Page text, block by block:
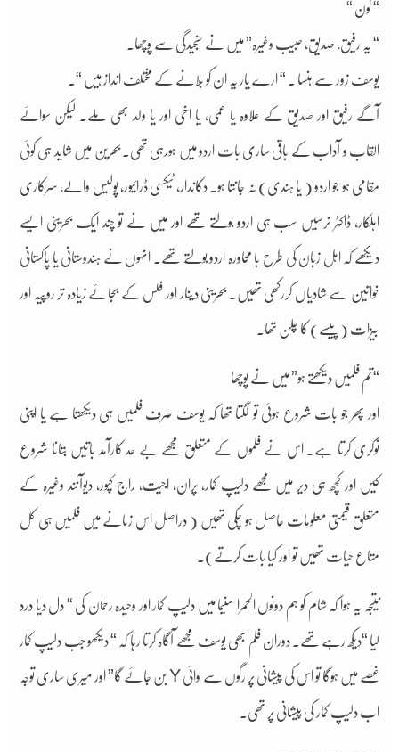
“ کون “
“ یہ رفیق، صدیق، حبیب وغیرہ” میں نے سنجیدگی سے پوچھا۔
یوسف زور سے ہنسا ۔ “ ارے یار یہ ان کو بلانے کے مختلف انداز ہیں “۔
آگے رفیق اور صدیق کے علاوہ یا عمی، یا اخی اور یا ولد بھی ملے۔ لیکن سوائے
القاب و آداب کے باقی ساری بات اردو میں ہورہی تھی۔ بحرین میں شاید ہی کوئی
مقامی ہو جو اردو ( یا ہندی) نہ جانتا ہو۔ دکاندار، ٹیکسی ڈرائیور، پولیس والے، سرکاری
اہلکار، ڈاکٹر نرسیں سب ہی اردو بولتے تھے اور میں نے تو چند ایک بحرینی ایسے
دیکھے کہ اہل زبان کی طرح با محاورہ اردو بولتے تھے۔ انہوں نے ہندوستانی یا پاکستانی
خواتین سے شادیاں کررکھی تھیں۔ بحرینی دینار اور فلس کے بجائے زیادہ تر روپیہ اور
بیزات ( پیسے) کا چلن تھا۔
“تم فلمیں دیکھتے ہو” میں نے پوچھا
اور پھر جو بات شروع ہوئی تو لگتا تھا کہ یوسف صرف فلمیں ہی دیکھتا ہے یا اپنی
نوکری کرتا ہے۔ اس نے فلموں کے متعلق مجھے بے حد کارآمد باتیں بتانا شروع
کیں اور کچھ ہی دیر میں مجھے دلیپ کمار، پران، اجیت، راج کپور، دیوآنند وغیرہ کے
متعلق قیمتی معلومات حاصل ہو چکی تھیں ( دراصل اس زمانے میں فلمیں ہی کل
متاع حیات تھیں تو اور کیا بات کرتے)۔
نتیجہ یہ ہوا کہ شام کو ہم دونوں الحمرا سنیما میں دلیپ کمار اور وحیدہ رحمان کی “ دل دیا درد
لیا “دیکھ رہے تھے۔ دوران فلم بھی یوسف مجھے آگاہ کرتا رہا کہ “ دیکھو جب دلیپ کمار
غصے میں ہوگا تو اس کی پیشانی پر رگوں سے وائی Y بن جائے گا” اور میری ساری توجہ
اب دلیپ کمار کی پیشانی پر تھی۔